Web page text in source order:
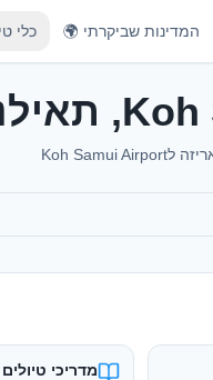
המדינות שביקרתי 🌍 כלי
מדריכי טיולים